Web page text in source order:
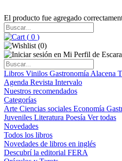
El producto fue agregado
( 0 )
(0)
Libros Vinilos Gastronomía Alacena
Agenda Revista Intervalo
Nuestros recomendados
Categorías
Arte Ciencias sociales Economía
Juveniles Literatura Poesía Ver todas
Novedades
Todos los libros
Novedades de libros en inglés
Descubrí la editorial FERA